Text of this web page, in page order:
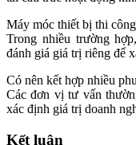
Máy móc thiết bị thi
Trong nhiều trường
đánh giá giá trị riêng để
Có nên kết hợp nhiều
Các đơn vị tư vấn
xác định giá trị doanh
Kết luận